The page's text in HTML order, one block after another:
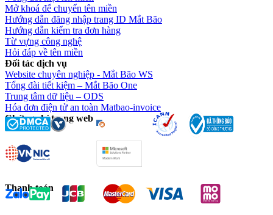
Mở khoá để chuyển tên miền
Hướng dẫn đăng nhập trang ID Mắt Bão
Hướng dẫn kiểm tra đơn hàng
Từ vựng công nghệ
Hỏi đáp về tên miền
Đối tác dịch vụ
Website chuyên nghiệp - Mắt Bão WS
Tổng đài tiết kiệm – Mắt Bão One
Trung tâm dữ liệu – ODS
Hóa đơn điện tử an toàn Matbao-invoice
Chứng chỉ trang web
Thanh toán